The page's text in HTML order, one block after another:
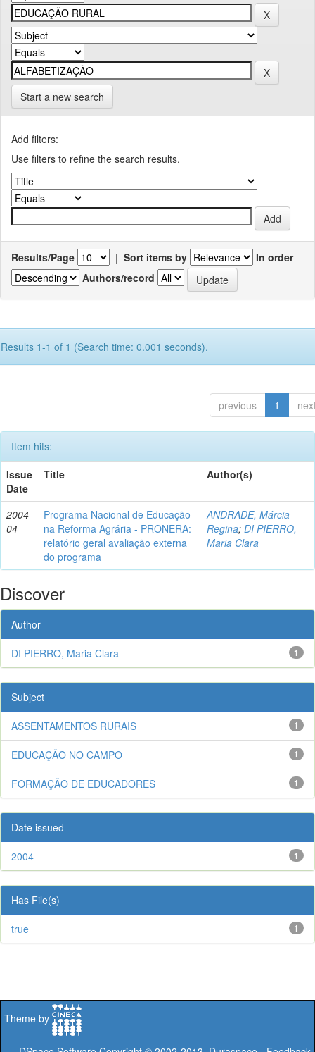
Start a new search
Add filters:
Use filters to refine the search results.
Results/Page | Sort items by
In order
Authors/record
Results 1-1 of 1 (Search time: 0.001 seconds).
previous 1
Item hits:
Issue
Date
Title Author(s)
2004-
04
Programa Nacional de Educação
na Reforma Agrária - PRONERA:
relatório geral avaliação externa
do programa
ANDRADE, Márcia
Regina; DI PIERRO,
Maria Clara
Discover
Author
1
DI PIERRO, Maria Clara
Subject
1
ASSENTAMENTOS RURAIS
1
EDUCAÇÃO NO CAMPO
1
FORMAÇÃO DE EDUCADORES
Date issued
1
2004
Has File(s)
1
true
Theme by